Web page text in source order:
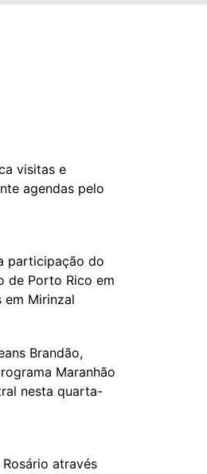
visitas e
agendas pelo
participação do
de Porto Rico em
Mirinzal
Brandão,
Maranhão
nesta quarta-
através